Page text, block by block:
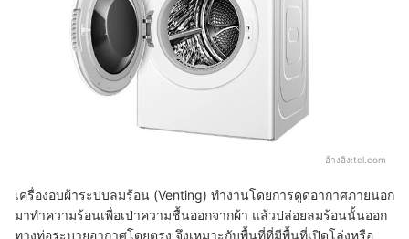
อ้างอิง:tcl.com
เครื่องอบผ้าระบบลมร้อน (Venting) ทำงานโดยการดูดอากาศภายนอก
มาทำความร้อนเพื่อเป่าความชื้นออกจากผ้า แล้วปล่อยลมร้อนนั้นออก
ทางท่อระบายอากาศโดยตรง จึงเหมาะกับพื้นที่ที่มีพื้นที่เปิดโล่งหรือ